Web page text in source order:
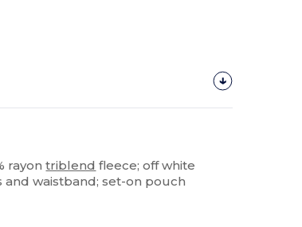
rayontriblend fleece; off white
and waistband; set-on pouch